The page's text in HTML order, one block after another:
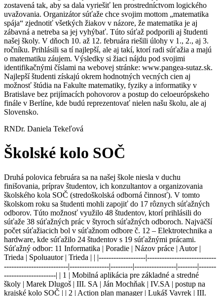
zostavená tak, aby sa dala vyriešiť len prostredníctvom logického
uvažovania. Organizátor súťaže chce svojim mottom „matematika
spája“ zjednotiť všetkých žiakov v názore, že matematika je aj
zábavná a netreba sa jej vyhýbať. Túto súťaž podporili aj študenti
našej školy. V dňoch 10. až 12. februára riešili úlohy v 1., 2., aj 3.
ročníku. Prihlásili sa tí najlepší, ale aj takí, ktorí radi súťažia a majú
o matematiku záujem. Výsledky si žiaci nájdu pod svojimi
identifikačnými číslami na webovej stránke: www.pangea-sutaz.sk.
Najlepší študenti získajú okrem hodnotných vecných cien aj
možnosť štúdia na Fakulte matematiky, fyziky a informatiky v
Bratislave bez prijímacích pohovorov a postup do celoeurópskeho
finále v Berlíne, kde budú reprezentovať nielen našu školu, ale aj
Slovensko.
RNDr. Daniela Tekeľová
Školské kolo SOČ
Druhá polovica februára sa na našej škole niesla v duchu
finišovania, príprav študentov, ich konzultantov a organizovania
školského kola SOČ (stredoškolská odborná činnosť). V tomto
školskom roku sa študenti mohli zapojiť do 17 rôznych súťažných
odborov. Túto možnosť využilo 48 študentov, ktorí prihlásili do
súťaže 38 súťažných prác v štyroch súťažných odboroch. Najväčší
počet súťažiacich bol v súťažnom odbore č. 12 – Elektrotechnika a
hardware, kde súťažilo 24 študentov s 19 súťažnými prácami.
Súťažný odbor: 11 Informatika | Poradie | Názov práce | Autor |
Trieda | Spoluautor | Trieda | | |-------------------|----------------------------
--------------------------|----------------|---------|-----------------|--------|-------
---------------------| | 1 | Mobilná aplikácia pre základné a stredné
školy | Marek Dlugoš | III. SA | Ján Mochňak | IV.SA | postup na
krajské kolo SOČ | | 2 | Action plan manager | Lukáš Vavrek | III.